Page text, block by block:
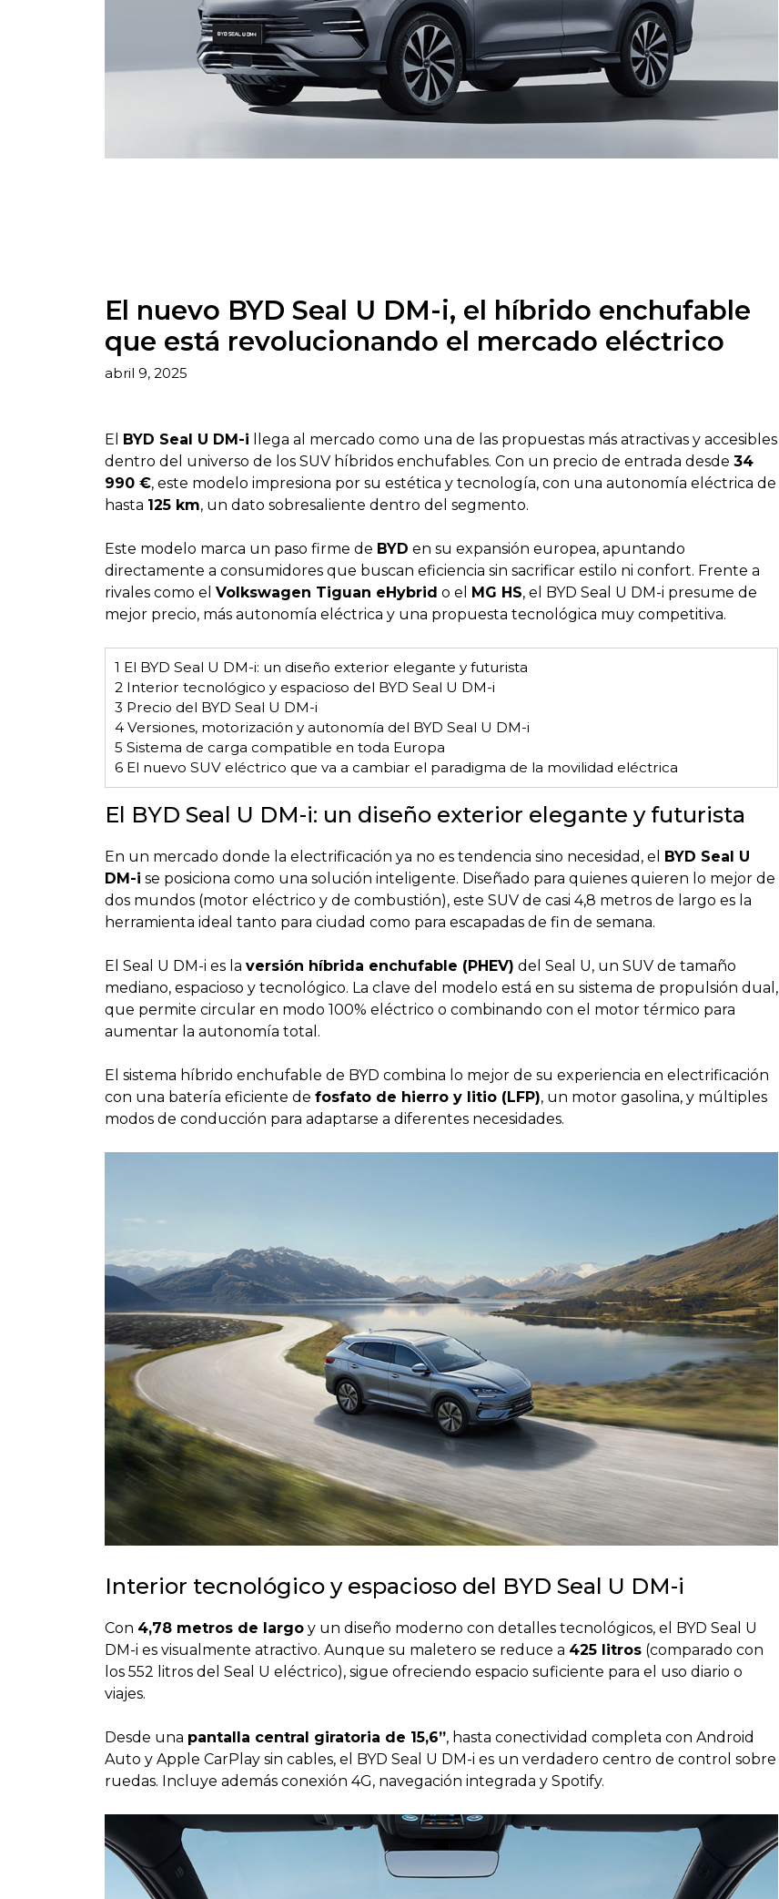
El nuevo BYD Seal U DM-i, el híbrido enchufable
que está revolucionando el mercado eléctrico
abril 9, 2025
El BYD Seal U DM-i llega al mercado como una de las propuestas más atractivas y accesibles
dentro del universo de los SUV híbridos enchufables. Con un precio de entrada desde 34
990 €, este modelo impresiona por su estética y tecnología, con una autonomía eléctrica de
hasta 125 km, un dato sobresaliente dentro del segmento.
Este modelo marca un paso firme de BYD en su expansión europea, apuntando
directamente a consumidores que buscan eficiencia sin sacrificar estilo ni confort. Frente a
rivales como el Volkswagen Tiguan eHybrid o el MG HS, el BYD Seal U DM-i presume de
mejor precio, más autonomía eléctrica y una propuesta tecnológica muy competitiva.
1 El BYD Seal U DM-i: un diseño exterior elegante y futurista
2Interior tecnológico y espacioso del BYD Seal U DM-i
3 Precio del BYD Seal U DM-i
4Versiones, motorización y autonomía del BYD Seal U DM-i
5 Sistema de carga compatible en toda Europa
6El nuevo SUV eléctrico que va a cambiar el paradigma de la movilidad eléctrica
El BYD Seal U DM-i: un diseño exterior elegante y futurista
En un mercado donde la electrificación ya no es tendencia sino necesidad, el BYD Seal U
DM-i se posiciona como una solución inteligente. Diseñado para quienes quieren lo mejor de
dos mundos (motor eléctrico y de combustión), este SUV de casi 4,8 metros de largo es la
herramienta ideal tanto para ciudad como para escapadas de fin de semana.
El Seal U DM-i es la versión híbrida enchufable (PHEV) del Seal U, un SUV de tamaño
mediano, espacioso y tecnológico. La clave del modelo está en su sistema de propulsión dual,
que permite circular en modo 100% eléctrico o combinando con el motor térmico para
aumentar la autonomía total.
El sistema híbrido enchufable de BYD combina lo mejor de su experiencia en electrificación
con una batería eficiente de fosfato de hierro y litio (LFP), un motor gasolina, y múltiples
modos de conducción para adaptarse a diferentes necesidades.
Interior tecnológico y espacioso del BYD Seal U DM-i
Con 4,78 metros de largoy un diseño moderno con detalles tecnológicos, el BYD Seal U
DM-i es visualmente atractivo. Aunque su maletero se reduce a 425 litros(comparado con
los 552 litros del Seal U eléctrico), sigue ofreciendo espacio suficiente para el uso diario o
viajes.
Desde una pantalla central giratoria de 15,6”, hasta conectividad completa con Android
Auto y Apple CarPlay sin cables, el BYD Seal U DM-i es un verdadero centro de control sobre
ruedas. Incluye además conexión 4G, navegación integrada y Spotify.